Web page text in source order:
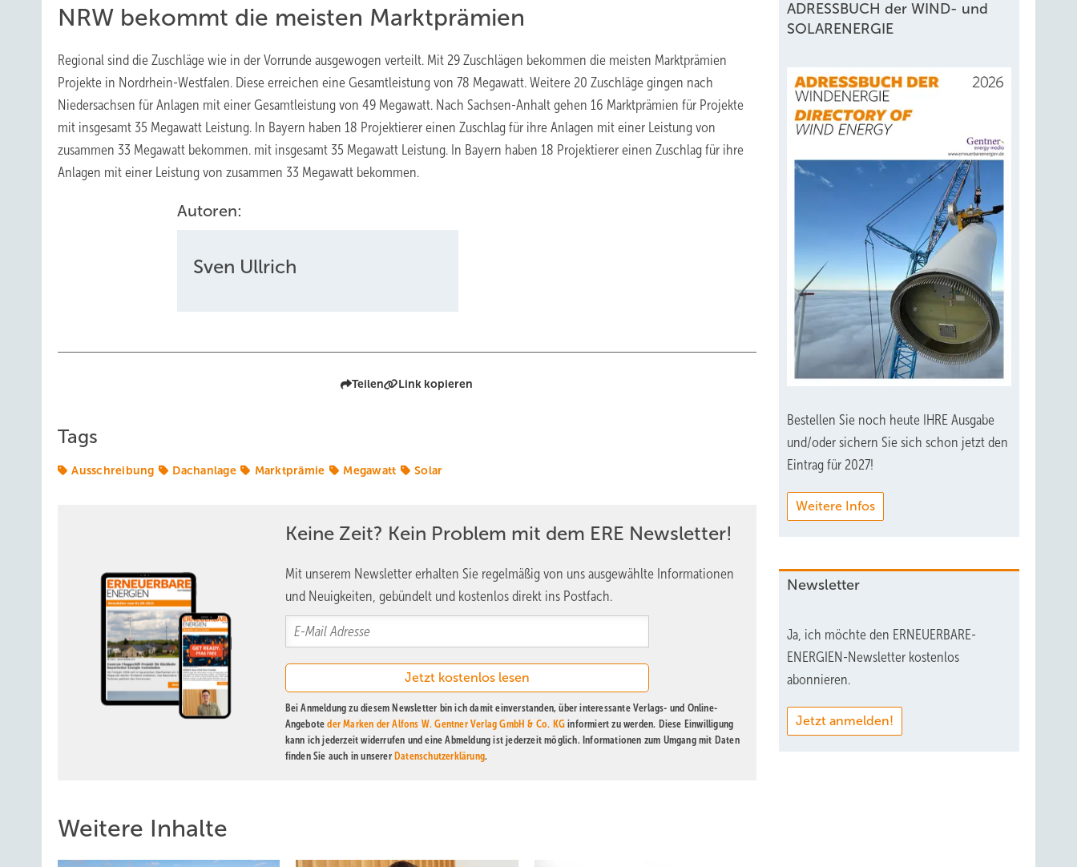
NRW bekommt die meisten Marktprämien
Regional sind die Zuschläge wie in der Vorrunde ausgewogen verteilt. Mit 29 Zuschlägen bekommen die meisten Marktprämien
Projekte in Nordrhein-Westfalen. Diese erreichen eine Gesamtleistung von 78 Megawatt. Weitere 20 Zuschläge gingen nach
Niedersachsen für Anlagen mit einer Gesamtleistung von 49 Megawatt. Nach Sachsen-Anhalt gehen 16 Marktprämien für Projekte
mit insgesamt 35 Megawatt Leistung. In Bayern haben 18 Projektierer einen Zuschlag für ihre Anlagen mit einer Leistung von
zusammen 33 Megawatt bekommen. mit insgesamt 35 Megawatt Leistung. In Bayern haben 18 Projektierer einen Zuschlag für ihre
Anlagen mit einer Leistung von zusammen 33 Megawatt bekommen.
Autoren:
Sven Ullrich
Teilen Link kopieren
Tags
Ausschreibung Dachanlage Marktprämie Megawatt Solar
Keine Zeit? Kein Problem mit dem ERE Newsletter!
Mit unserem Newsletter erhalten Sie regelmäßig von uns ausgewählte Informationen
und Neuigkeiten, gebündelt und kostenlos direkt ins Postfach.
Bei Anmeldung zu diesem Newsletter bin ich damit einverstanden, über interessante Verlags- und Online-
Angeboteder Marken der Alfons W. Gentner Verlag GmbH & Co. KG informiert zu werden. Diese Einwilligung
kann ich jederzeit widerrufen und eine Abmeldung ist jederzeit möglich. Informationen zum Umgang mit Daten
finden Sie auch in unserer Datenschutzerklärung.
Weitere Inhalte
ADRESSBUCH der WIND- und
SOLARENERGIE
Bestellen Sie noch heute IHRE Ausgabe
und/oder sichern Sie sich schon jetzt den
Eintrag für 2027!
Weitere Infos
Newsletter
Ja, ich möchte den ERNEUERBARE-
ENERGIEN-Newsletter kostenlos
abonnieren.
Jetzt anmelden!